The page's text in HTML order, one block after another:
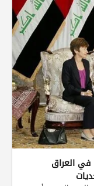
في العراق